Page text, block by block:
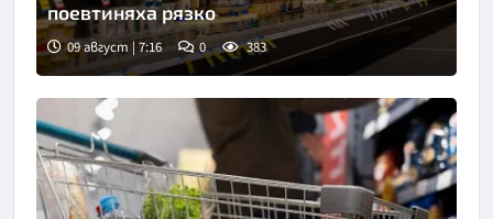
поевтиняха рязко
09 август | 7:16 0 383